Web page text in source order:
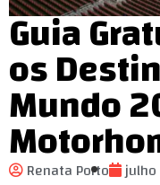
Guia
os
Mundo
Renata Porto
julho